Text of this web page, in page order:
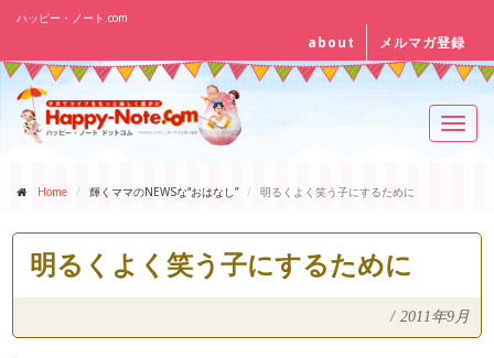
ハッピー・ノート.com
about メルマガ登録
Home 輝くママのNEWSな“おはなし” 明るくよく笑う子にするために
明るくよく笑う子にするために
/ 2011年9月